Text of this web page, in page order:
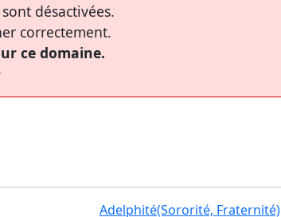
désactivées.
correctement.
ce domaine.
Adelphité(Sororité, Fraternité)